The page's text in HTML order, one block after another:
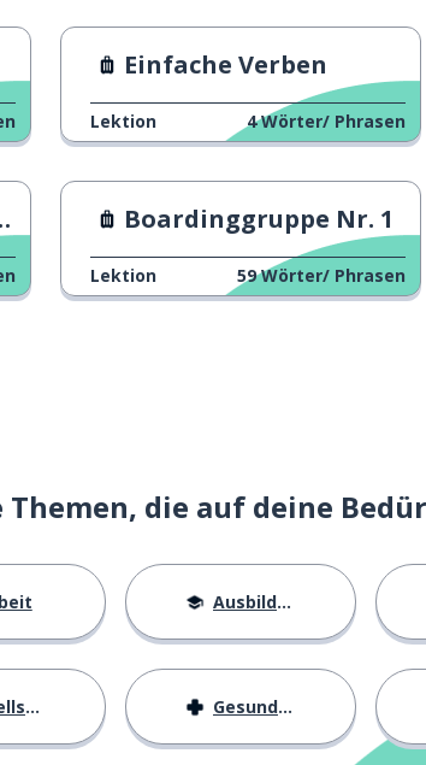
Einfache Verben
Lektion 4 Wörter/ Phrasen
Boardinggruppe Nr. 1
Lektion 59 Wörter/ Phrasen
Themen, die auf deine
Ausbildung
Gesundheit